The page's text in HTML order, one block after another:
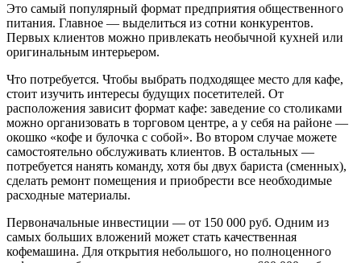
Это самый популярный формат предприятия общественного
питания. Главное — выделиться из сотни конкурентов.
Первых клиентов можно привлекать необычной кухней или
оригинальным интерьером.
Что потребуется. Чтобы выбрать подходящее место для кафе,
стоит изучить интересы будущих посетителей. От
расположения зависит формат кафе: заведение со столиками
можно организовать в торговом центре, а у себя на районе —
окошко «кофе и булочка с собой». Во втором случае можете
самостоятельно обслуживать клиентов. В остальных —
потребуется нанять команду, хотя бы двух бариста (сменных),
сделать ремонт помещения и приобрести все необходимые
расходные материалы.
Первоначальные инвестиции — от 150 000 руб. Одним из
самых больших вложений может стать качественная
кофемашина. Для открытия небольшого, но полноценного